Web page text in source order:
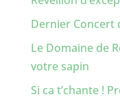
Dernier Concert
Le Domaine de
votre sapin
Si ca t’chante !